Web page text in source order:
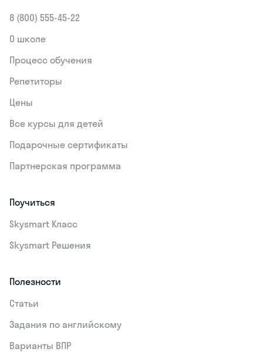
8 (800) 555‑45-22
О школе
Процесс обучения
Репетиторы
Цены
Все курсы для детей
Подарочные сертификаты
Партнерская программа
Поучиться
Skysmart Класс
Skysmart Решения
Полезности
Статьи
Задания по английскому
Варианты ВПР